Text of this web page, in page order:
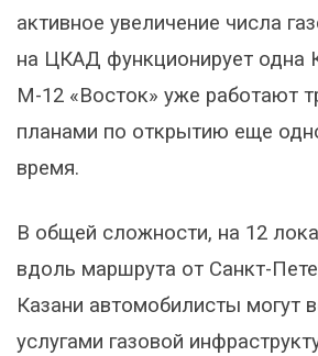
активное увеличение числа
на ЦКАД функционирует одна
М-12 «Восток» уже работают
планами по открытию еще
время.
В общей сложности, на 12
вдоль маршрута от Санкт-
Казани автомобилисты могут
услугами газовой